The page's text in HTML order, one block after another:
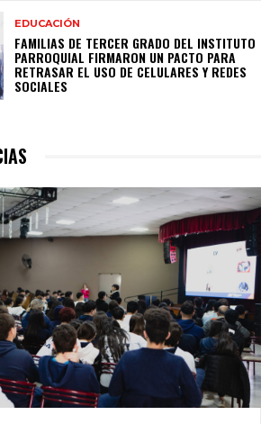
EDUCACIÓN
FAMILIAS DE TERCER GRADO DEL INSTITUTO
PARROQUIAL FIRMARON UN PACTO PARA
RETRASAR EL USO DE CELULARES Y REDES
SOCIALES